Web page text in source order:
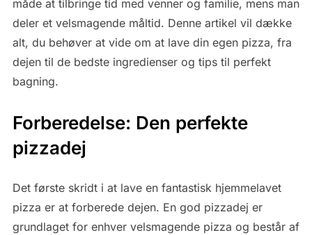
måde at tilbringe tid med venner og familie, mens man
deler et velsmagende måltid. Denne artikel vil dække
alt, du behøver at vide om at lave din egen pizza, fra
dejen til de bedste ingredienser og tips til perfekt
bagning.
Forberedelse: Den perfekte
pizzadej
Det første skridt i at lave en fantastisk hjemmelavet
pizza er at forberede dejen. En god pizzadej er
grundlaget for enhver velsmagende pizza og består af